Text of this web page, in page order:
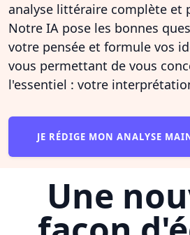
analyse littéraire complète et
Notre IA pose les bonnes
votre pensée et formule vos
vous permettant de vous
l'essentiel : votre
JE RÉDIGE MON ANALYSE
Une